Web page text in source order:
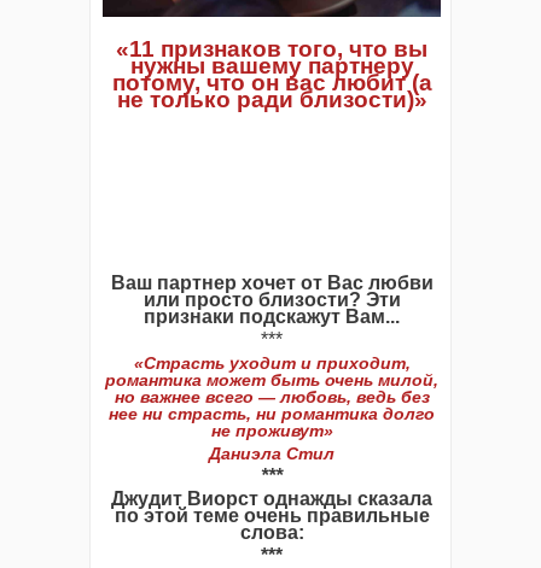
«11 признаков того, что вы
нужны вашему партнеру
потому, что он вас любит (а
не только ради близости)»
Ваш партнер хочет от Вас любви
или просто близости? Эти
признаки подскажут Вам...
***
«Страсть уходит и приходит,
романтика может быть очень милой,
но важнее всего — любовь, ведь без
нее ни страсть, ни романтика долго
не проживут»
Даниэла Стил
***
Джудит Виорст однажды сказала
по этой теме очень правильные
слова:
***